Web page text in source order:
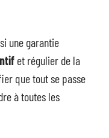
une garantie
et régulier de la
que tout se passe
à toutes les